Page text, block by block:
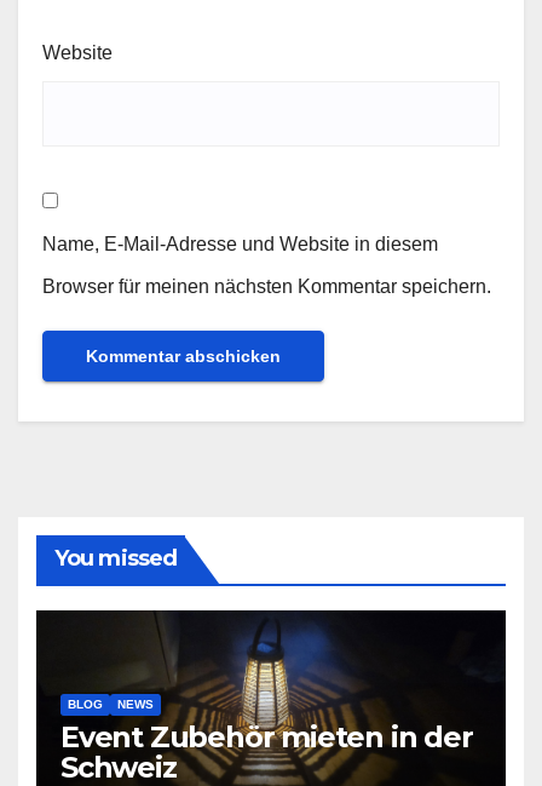
Website
Name, E-Mail-Adresse und Website in diesem
Browser für meinen nächsten Kommentar speichern.
You missed
BLOG NEWS
Event Zubehör mieten in der
Schweiz